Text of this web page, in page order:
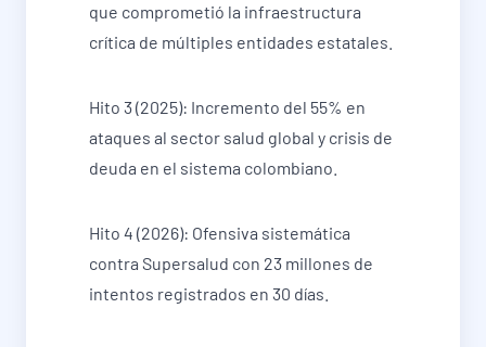
que comprometió la infraestructura
crítica de múltiples entidades estatales.
Hito 3 (2025): Incremento del 55% en
ataques al sector salud global y crisis de
deuda en el sistema colombiano.
Hito 4 (2026): Ofensiva sistemática
contra Supersalud con 23 millones de
intentos registrados en 30 días.